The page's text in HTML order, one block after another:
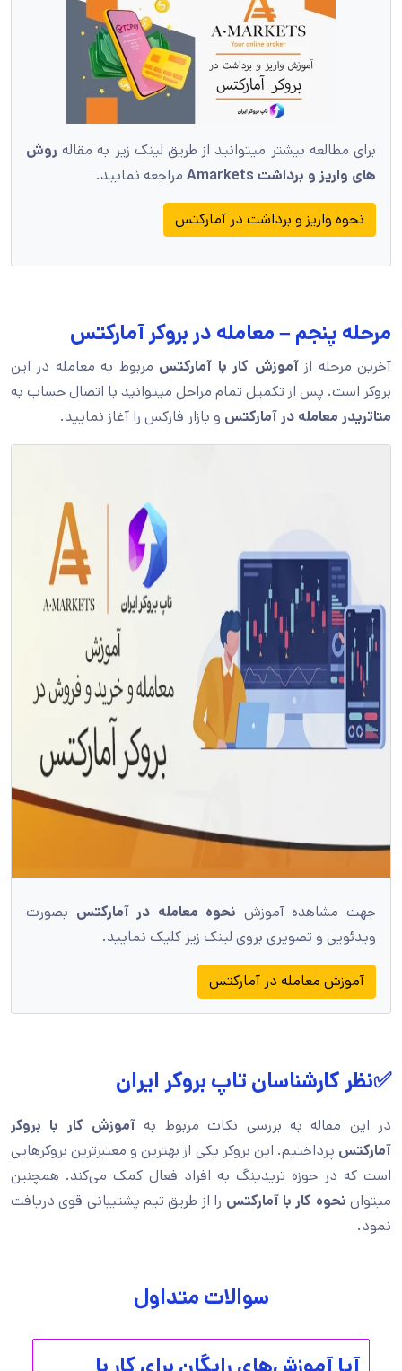
برای مطالعه بیشتر میتوانید از طریق لینک زیر به مقاله روش
های واریز و برداشت Amarkets
مراجعه نمایید.
نحوه واریز و برداشت در آمارکتس
مرحله پنجم – معامله در بروکر آمارکتس
آخرین مرحله ازآموزش کار با آمارکتس مربوط به معامله در این
بروکر است. پس از تکمیل تمام مراحل میتوانید با اتصال حساب به
متاتریدر معامله در آمارکتس و بازار فارکس را آغاز نمایید.
جهت مشاهده آموزش نحوه معامله در آمارکتس بصورت
ویدئویی و تصویری بروی لینک زیر کلیک نمایید.
آموزش معامله در آمارکتس
✅نظر کارشناسان تاپ بروکر ایران
در این مقاله به بررسی نکات مربوط به آموزش کار با بروکر
آمارکتس پرداختیم. این بروکر یکی از بهترین و معتبرترین بروکرهایی
است که در حوزه تریدینگ به افراد فعال کمک می‌کند. همچنین
میتوان نحوه کار با آمارکتس را از طریق تیم پشتیبانی قوی دریافت
نمود.
سوالات متداول